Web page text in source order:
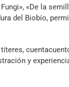
«De la
del Biobío,
y